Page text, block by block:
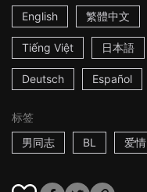
English
繁體中文
Tiếng Việt 日本語
Deutsch Español
标签
男同志
BL 爱情